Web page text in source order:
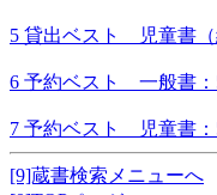
5 貸出ベスト 児童書（
6 予約ベスト 一般書：
7 予約ベスト 児童書：
[9]蔵書検索メニューへ